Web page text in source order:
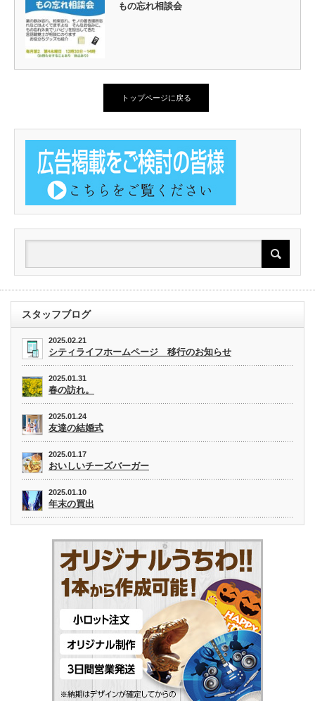
もの忘れ相談会
トップページに戻る
スタッフブログ
2025.02.21
シティライフホームページ 移行のお知らせ
2025.01.31
春の訪れ。
2025.01.24
友達の結婚式
2025.01.17
おいしいチーズバーガー
2025.01.10
年末の買出